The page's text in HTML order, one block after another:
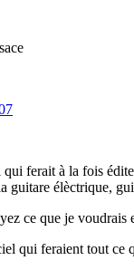
ferait à la fois
guitare élèctrique,
ce que je voudrais
qui feraient tout ce